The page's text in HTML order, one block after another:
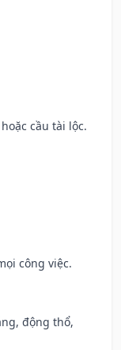
cầu tài lộc.
công việc.
động thổ,